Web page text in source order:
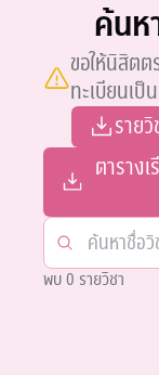
ค้นห
ขอให้นิสิต
ทะเบียนเป็
ราย
ตาราง
พบ 0 รายวิชา